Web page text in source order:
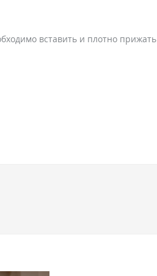
вставить и плотно прижать